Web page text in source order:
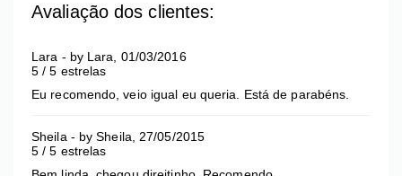
Avaliação dos clientes:
Lara - by Lara
01/03/2016
5 /5 estrelas
Eu recomendo, veio igual eu queria. Está de parabéns.
Sheila - bySheila
27/05/2015
5 /5 estrelas